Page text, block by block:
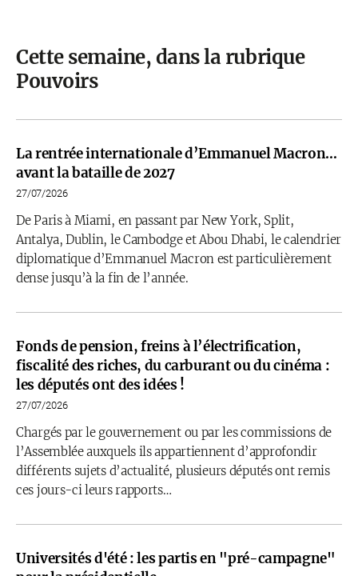
Cette semaine, dans la rubrique
Pouvoirs
La rentrée internationale d’Emmanuel Macron…
avant la bataille de 2027
27/07/2026
De Paris à Miami, en passant par New York, Split,
Antalya, Dublin, le Cambodge et Abou Dhabi, le calendrier
diplomatique d’Emmanuel Macron est particulièrement
dense jusqu’à la fin de l’année.
Fonds de pension, freins à l’électrification,
fiscalité des riches, du carburant ou du cinéma :
les députés ont des idées !
27/07/2026
Chargés par le gouvernement ou par les commissions de
l’Assemblée auxquels ils appartiennent d’approfondir
différents sujets d’actualité, plusieurs députés ont remis
ces jours-ci leurs rapports…
Universités d'été : les partis en "pré-campagne"